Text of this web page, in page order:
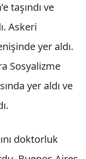
taşındı ve
Askeri
yer aldı.
Sosyalizme
yer aldı ve
doktorluk